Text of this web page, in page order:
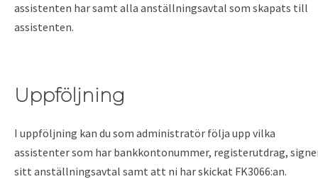
assistenten har samt alla anställningsavtal som skapats till
assistenten.
Uppföljning
I uppföljning kan du som administratör följa upp vilka
assistenter som har bankkontonummer, registerutdrag,
sitt anställningsavtal samt att ni har skickat FK3066:an.